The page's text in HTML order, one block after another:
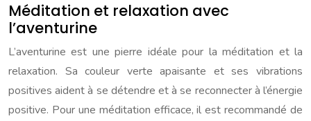
Méditation et relaxation avec
l’aventurine
L’aventurine est une pierre idéale pour la méditation et la
relaxation. Sa couleur verte apaisante et ses vibrations
positives aident à se détendre et à se reconnecter à l’énergie
positive. Pour une méditation efficace, il est recommandé de